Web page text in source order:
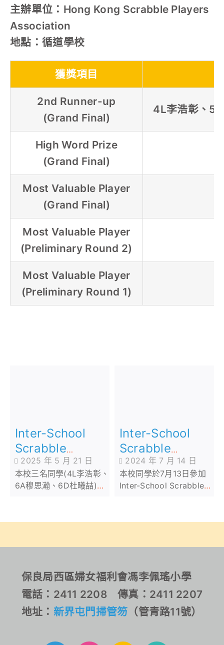
主辦單位：Hong Kong Scrabble Players
Association
地點：循道學校
獲獎項目
2nd Runner-up
(Grand Final)
4L李浩彰、
High Word Prize
(Grand Final)
Most Valuable Player
(Grand Final)
Most Valuable Player
(Preliminary Round 2)
Most Valuable Player
(Preliminary Round 1)
Inter-School
Scrabble
Championship
2025 (Primary,
Preliminary
2025 年 5 月 21 日
本校三名同學(4L李浩彰、
6A穆思瀚、6D杜曦喆)於
Championship 2025的
戰了三局，取得了團體第
回合的成績，本校能順利
晉身6月28日的總決賽。
Inter-School
Scrabble
Championship
2024 (Grand
Final – Primary
2024 年 7 月 14 日
本校同學於7月13日參加
Inter-School Scrabble
Category)，同學經過五
第四名。
保良局西區婦女福利會馮李佩瑤小學
電話：2411 2208 傳真：2411 2207
地址： 新界屯門掃管笏 （管青路11號）